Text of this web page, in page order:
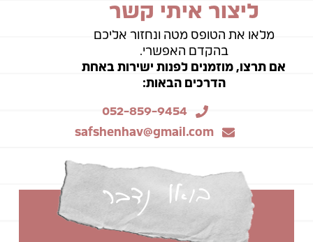
ליצור איתי קשר
מלאו את הטופס מטה ונחזור אליכם
בהקדם האפשרי.
אם תרצו, מוזמנים לפנות ישירות באחת
הדרכים הבאות:
052-859-9454
safshenhav@gmail.com
בואו נדבר